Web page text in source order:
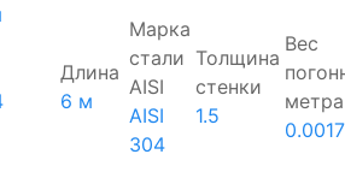
Длина
6 м
Марка
стали
AISI
AISI
304
Толщина
стенки
1.5
Вес
метра